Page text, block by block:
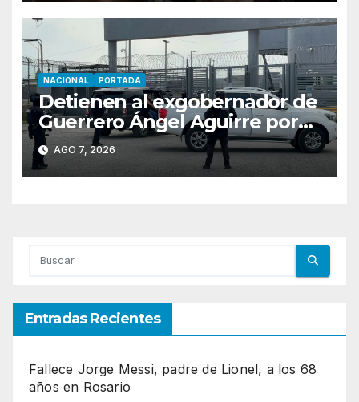
NACIONAL PORTADA
Detienen al exgobernador de
Guerrero Ángel Aguirre por
obstrucción en el caso
Ayotzinapa
AGO 7, 2026
Entradas Recientes
Fallece Jorge Messi, padre de Lionel, a los 68
años en Rosario